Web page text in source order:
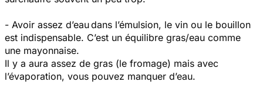
- Avoir assez d’eau dans l’émulsion, le vin ou le bouillon
est indispensable. C’est un équilibre gras/eau comme
une mayonnaise.
Il y a aura assez de gras (le fromage) mais avec
l’évaporation, vous pouvez manquer d’eau.